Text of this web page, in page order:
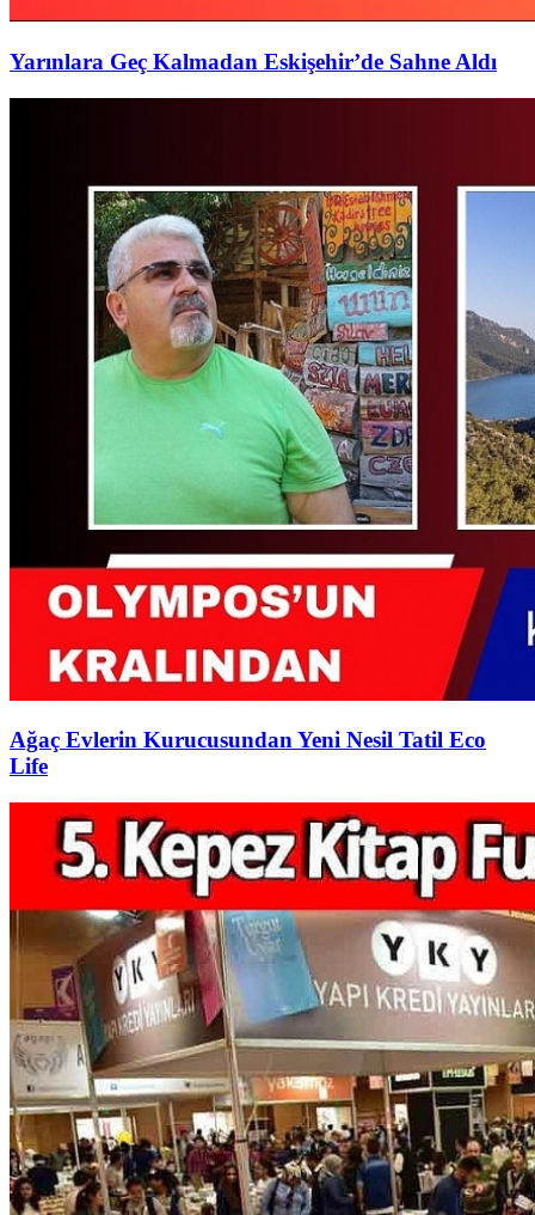
Yarınlara Geç Kalmadan Eskişehir’de Sahne Aldı
Ağaç Evlerin Kurucusundan Yeni Nesil Tatil Eco
Life